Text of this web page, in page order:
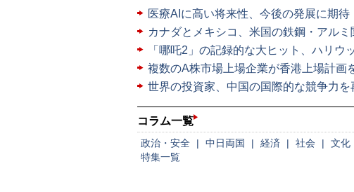
医療AIに高い将来性、今後の発展に期待
カナダとメキシコ、米国の鉄鋼・アルミ
「哪吒2」の記録的な大ヒット、ハリウ
複数のA株市場上場企業が香港上場計
世界の投資家、中国の国際的な競争力を
コラム一覧
政治・安全 | 中日両国 | 経済 | 社会 | 文化
特集一覧